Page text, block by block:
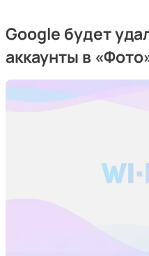
Google будет
аккаунты в